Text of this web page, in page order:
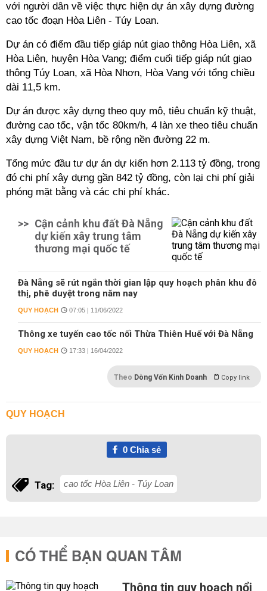
với người dân về việc thực hiện dự án xây dựng đường
cao tốc đoạn Hòa Liên - Túy Loan.
Dự án có điểm đầu tiếp giáp nút giao thông Hòa Liên, xã
Hòa Liên, huyện Hòa Vang; điểm cuối tiếp giáp nút giao
thông Túy Loan, xã Hòa Nhơn, Hòa Vang với tổng chiều
dài 11,5 km.
Dự án được xây dựng theo quy mô, tiêu chuẩn kỹ thuật,
đường cao tốc, vận tốc 80km/h, 4 làn xe theo tiêu chuẩn
xây dựng Việt Nam, bề rộng nền đường 22 m.
Tổng mức đầu tư dự án dự kiến hơn 2.113 tỷ đồng, trong
đó chi phí xây dựng gần 842 tỷ đồng, còn lại chi phí giải
phóng mặt bằng và các chi phí khác.
>> Cận cảnh khu đất Đà Nẵng
dự kiến xây trung tâm
thương mại quốc tế
Đà Nẵng sẽ rút ngắn thời gian lập quy hoạch phân khu đô
thị, phê duyệt trong năm nay
QUY HOẠCH 07:05 | 11/06/2022
Thông xe tuyến cao tốc nối Thừa Thiên Huế với Đà Nẵng
QUY HOẠCH 17:33 | 16/04/2022
Theo Dòng Vốn Kinh Doanh Copy link
QUY HOẠCH
0Chia sẻ
Tag: cao tốc Hòa Liên - Túy Loan
CÓ THỂ BẠN QUAN TÂM
Thông tin quy hoạch nổi